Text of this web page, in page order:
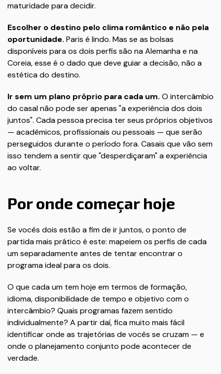
maturidade para decidir.
Escolher o destino pelo clima romântico e não pela
oportunidade. Paris é lindo. Mas se as bolsas
disponíveis para os dois perfis são na Alemanha e na
Coreia, esse é o dado que deve guiar a decisão, não a
estética do destino.
Ir sem um plano próprio para cada um. O intercâmbio
do casal não pode ser apenas "a experiência dos dois
juntos". Cada pessoa precisa ter seus próprios objetivos
— acadêmicos, profissionais ou pessoais — que serão
perseguidos durante o período fora. Casais que vão sem
isso tendem a sentir que "desperdiçaram" a experiência
ao voltar.
Por onde começar hoje
Se vocês dois estão a fim de ir juntos, o ponto de
partida mais prático é este: mapeiem os perfis de cada
um separadamente antes de tentar encontrar o
programa ideal para os dois.
O que cada um tem hoje em termos de formação,
idioma, disponibilidade de tempo e objetivo com o
intercâmbio? Quais programas fazem sentido
individualmente? A partir daí, fica muito mais fácil
identificar onde as trajetórias de vocês se cruzam — e
onde o planejamento conjunto pode acontecer de
verdade.